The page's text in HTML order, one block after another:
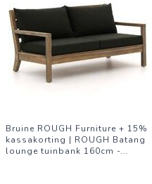
Bruine ROUGH Furniture + 15%
kassakorting | ROUGH Batang
lounge tuinbank 160cm -...